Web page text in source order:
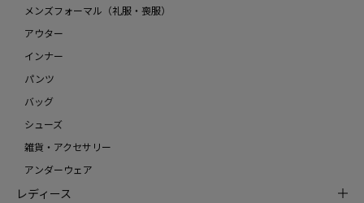
メンズフォーマル（礼服・喪服）
アウター
インナー
パンツ
バッグ
シューズ
雑貨・アクセサリー
アンダーウェア
レディース